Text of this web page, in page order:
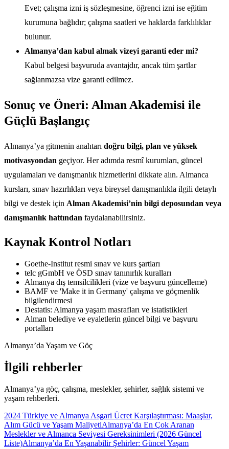
Evet; çalışma izni iş sözleşmesine, öğrenci izni ise eğitim
kurumuna bağlıdır; çalışma saatleri ve haklarda farklılıklar
bulunur.
Almanya’dan kabul almak vizeyi garanti eder mi?
Kabul belgesi başvuruda avantajdır, ancak tüm şartlar
sağlanmazsa vize garanti edilmez.
Sonuç ve Öneri: Alman Akademisi ile
Güçlü Başlangıç
Almanya’ya gitmenin anahtarı doğru bilgi, plan ve yüksek
motivasyondan geçiyor. Her adımda resmî kurumları, güncel
uygulamaları ve danışmanlık hizmetlerini dikkate alın. Almanca
kursları, sınav hazırlıkları veya bireysel danışmanlıkla ilgili detaylı
bilgi ve destek için Alman Akademisi’nin bilgi deposundan veya
danışmanlık hattından faydalanabilirsiniz.
Kaynak Kontrol Notları
Goethe-Institut resmi sınav ve kurs şartları
telc gGmbH ve ÖSD sınav tanınırlık kuralları
Almanya dış temsilcilikleri (vize ve başvuru güncelleme)
BAMF ve 'Make it in Germany' çalışma ve göçmenlik
bilgilendirmesi
Destatis: Almanya yaşam masrafları ve istatistikleri
Alman belediye ve eyaletlerin güncel bilgi ve başvuru
portalları
Almanya’da Yaşam ve Göç
İlgili rehberler
Almanya’ya göç, çalışma, meslekler, şehirler, sağlık sistemi ve
yaşam rehberleri.
2024 Türkiye ve Almanya Asgari Ücret Karşılaştırması: Maaşlar,
Alım Gücü ve Yaşam MaliyetiAlmanya’da En Çok Aranan
Meslekler ve Almanca Seviyesi Gereksinimleri (2026 Güncel
Liste)Almanya’da En Yaşanabilir Şehirler: Güncel Yaşam